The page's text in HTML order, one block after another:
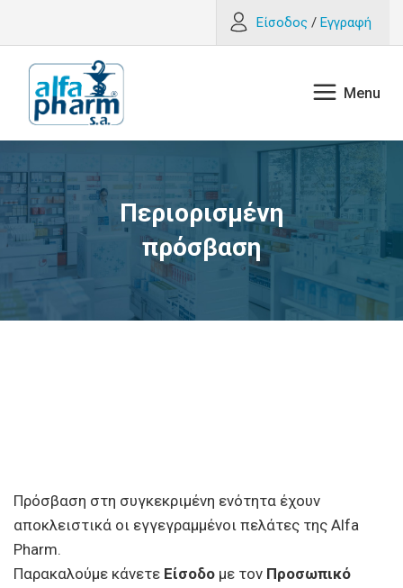
Είσοδος / Εγγραφή
Περιορισμένη
πρόσβαση
Πρόσβαση στη συγκεκριμένη ενότητα έχουν
αποκλειστικά οι εγγεγραμμένοι πελάτες της Alfa
Pharm.
Παρακαλούμε κάνετε Είσοδο με τον Προσωπικό